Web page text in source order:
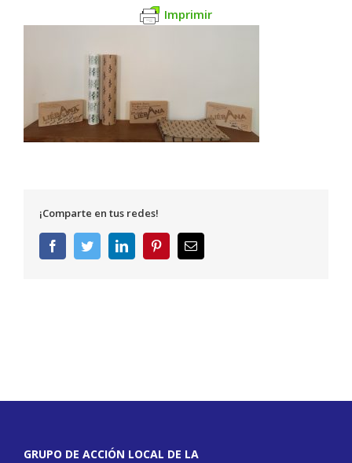
Imprimir
¡Comparte en tus redes!
FacebookTwitterLinkedInPinterestCorreo
electrónico
GRUPO DE ACCIÓN LOCAL DE LA